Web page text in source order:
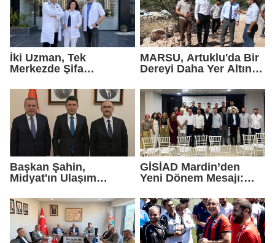
İki Uzman, Tek
Merkezde Şifa
MARSU, Artuklu'da Bir
Dereyi Daha Yer Altına
Başkan Şahin,
Midyat'ın Ulaşım
Taşıdı
GİSİAD Mardin’den
Yeni Dönem Mesajı:
Daha Çok Üretim